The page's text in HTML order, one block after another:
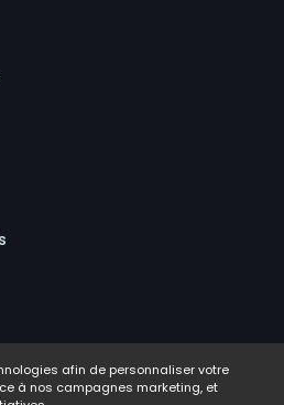
afin de personnaliser votre
à nos campagnes marketing, et